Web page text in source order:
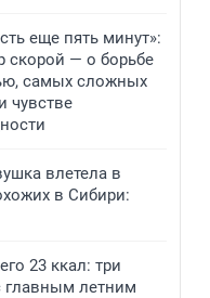
еще пять минут»:
скорой — о борьбе
самых сложных
чувстве
влетела в
в Сибири:
23 ккал: три
главным летним